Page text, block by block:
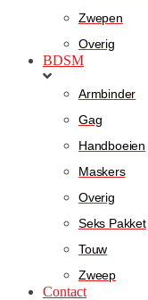
Zwepen
Overig
BDSM
Armbinder
Gag
Handboeien
Maskers
Overig
Seks Pakket
Touw
Zweep
Contact